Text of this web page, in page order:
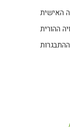
האישית
ההורית